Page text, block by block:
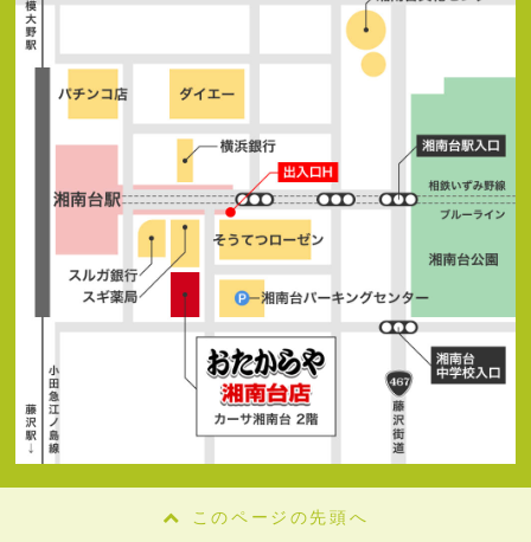
このページの先頭へ